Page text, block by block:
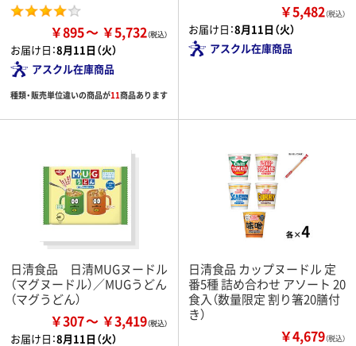
￥895 ￥5,732
お届け日：8月11日（火）
アスクル在庫商品
種類・販売単位違いの商品が11商品あります
￥5,482（税込）
お届け日：8月11日（火）
アスクル在庫商品
日清食品 日清MUGヌードル
（マグヌードル）／MUGうどん
（マグうどん）
￥307 ￥3,419
お届け日：8月11日（火）
日清食品 カップヌードル 定
番5種 詰め合わせ アソート 20
食入（数量限定 割り箸20膳付
き）
￥4,679（税込）